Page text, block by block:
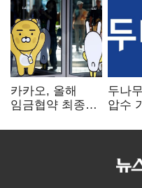
카카오, 올해
임금협약 최종
인상·격려금
두나
압수
커스